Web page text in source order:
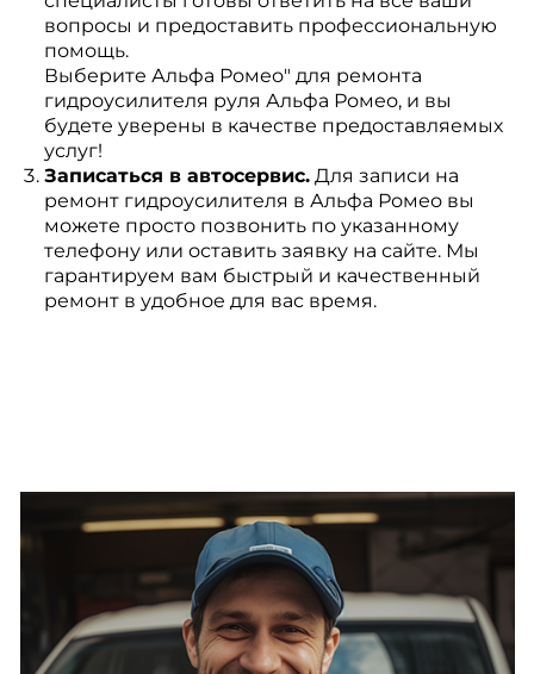
вопросы и предоставить профессиональную
помощь.
Выберите Альфа Ромео" для ремонта
гидроусилителя руля Альфа Ромео, и вы
будете уверены в качестве предоставляемых
услуг!
Записаться в автосервис.Для записи на
ремонт гидроусилителя в Альфа Ромео вы
можете просто позвонить по указанному
телефону или оставить заявку на сайте. Мы
гарантируем вам быстрый и качественный
ремонт в удобное для вас время.